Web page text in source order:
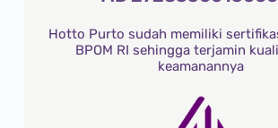
Hotto Purto sudah memiliki
BPOM RI sehingga terjamin
keamanannya